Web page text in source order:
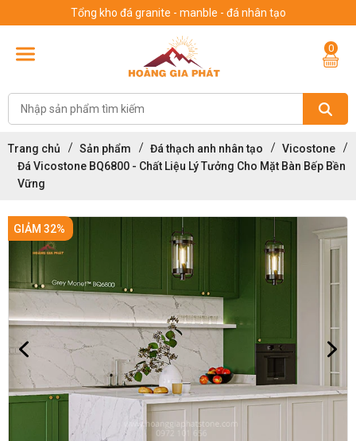
Tổng kho đá granite - manble - đá nhân tạo
0
Trang chủ Sản phẩm Đá thạch anh nhân tạo
Vicostone
Đá Vicostone BQ6800 - Chất Liệu Lý Tưởng Cho Mặt Bàn Bếp Bền
Vững
GIẢM 32%